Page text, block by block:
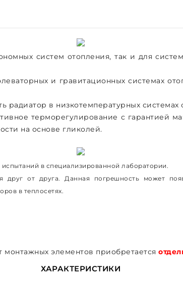
систем отопления, так и для
и гравитационных системах
радиатор в низкотемпературных системах
терморегулирование с гарантией
на основе гликолей.
в специализированной лаборатории.
от друга. Данная погрешность может
в теплосетях.
монтажных элементов приобретается
ХАРАКТЕРИСТИКИ